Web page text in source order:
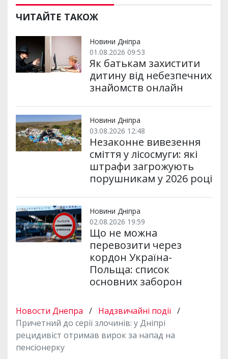
и
р
и
и
e
b
o
k
t
t
e
i
l
e
m p
ЧИТАЙТЕ ТАКОЖ
Новини Дніпра
01.08.2026 09:53
Як батькам захистити
дитину від небезпечних
знайомств онлайн
Новини Дніпра
03.08.2026 12:48
Незаконне вивезення
сміття у лісосмуги: які
штрафи загрожують
порушникам у 2026 році
Новини Дніпра
02.08.2026 19:59
Що не можна
перевозити через
кордон Україна-
Польща: список
основних заборон
Новости Днепра / Надзвичайні події /
Причетний до серії злочинів: у Дніпрі
рецидивіст отримав вирок за напад на
пенсіонерку